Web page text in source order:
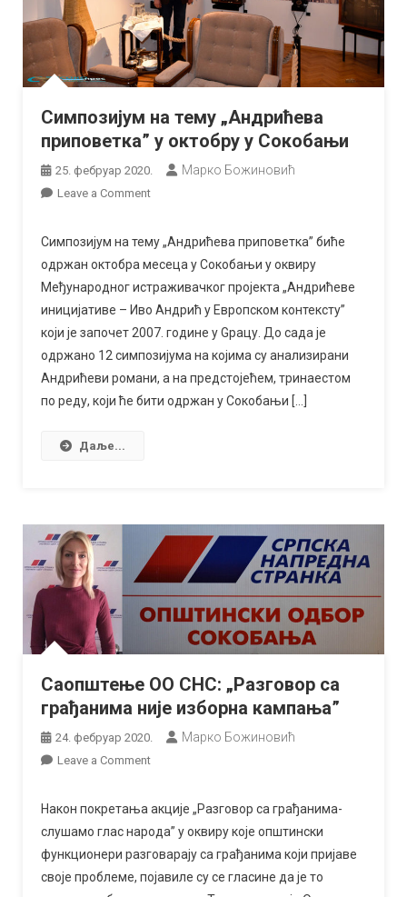
Симпозијум на тему „Андрићева
приповетка” у октобру у Сокобањи
25. фебруар 2020. Марко Божиновић
Leave a Commenton
„Андрићева
приповетка”
у
октобру
у
Сокобањи
Симпозијум на тему „Андрићева приповетка” биће
одржан октобра месеца у Сокобањи у оквиру
Међународног истраживачког пројекта „Андрићеве
иницијативе – Иво Андрић у Европском контексту”
који је започет 2007. године у Gрацу. До сада је
одржано 12 симпозијума на којима су анализирани
Андрићеви романи, а на предстојећем, тринаестом
по реду, који ће бити одржан у Сокобањи […]
Даље...
Саопштење ОО СНС: „Разговор са
грађанима није изборна кампања”
24. фебруар 2020. Марко Божиновић
Leave a Commenton
„Разговор
грађанима
Након покретања акције „Разговор са грађанима-
слушамо глас народа” у оквиру које општински
функционери разговарају са грађанима који пријаве
своје проблеме, појавиле су се гласине да је то